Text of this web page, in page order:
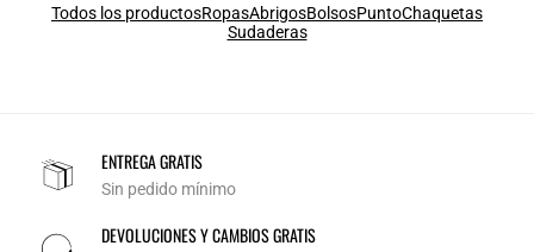
Todos los productosRopasAbrigosBolsosPuntoChaquetas
Sudaderas
ENTREGA GRATIS
Sin pedido mínimo
DEVOLUCIONES Y CAMBIOS GRATIS